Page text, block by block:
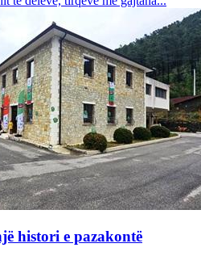
histori e pazakontë